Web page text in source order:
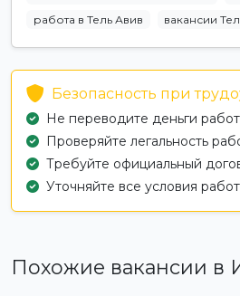
работа в Тель Авив
вакансии
Безопасность при
Не переводите деньги
Проверяйте легальность
Требуйте официальный
Уточняйте все условия
Похожие вакансии в